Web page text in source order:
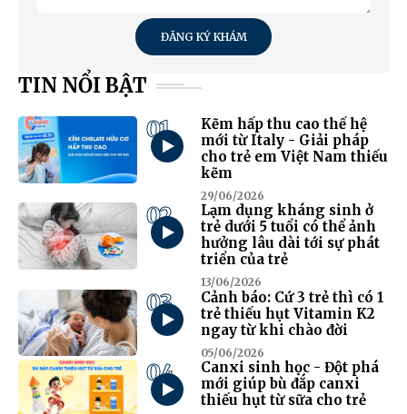
ĐĂNG KÝ KHÁM
TIN NỔI BẬT
01
Kẽm hấp thu cao thế hệ
mới từ Italy - Giải pháp
cho trẻ em Việt Nam thiếu
kẽm
29/06/2026
02
Lạm dụng kháng sinh ở
trẻ dưới 5 tuổi có thể ảnh
hưởng lâu dài tới sự phát
triển của trẻ
13/06/2026
03
Cảnh báo: Cứ 3 trẻ thì có 1
trẻ thiếu hụt Vitamin K2
ngay từ khi chào đời
05/06/2026
04
Canxi sinh học - Đột phá
mới giúp bù đắp canxi
thiếu hụt từ sữa cho trẻ